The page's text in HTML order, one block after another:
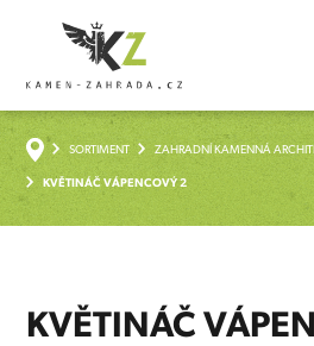
SORTIMENT ZAHRADNÍ KAMENNÁ
KVĚTINÁČ VÁPENCOVÝ 2
KVĚTINÁČ